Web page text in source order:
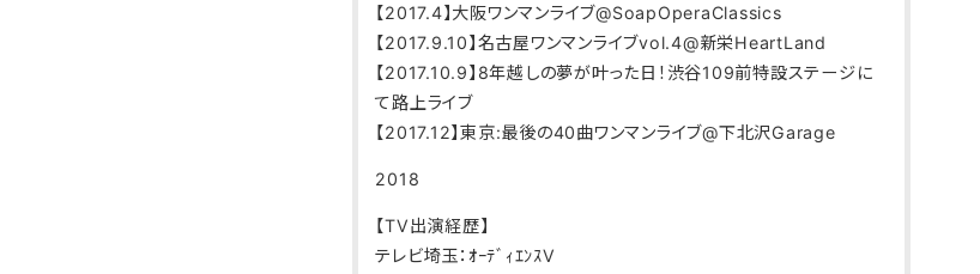
【2017.4】大阪ワンマンライブ@SoapOperaClassics
【2017.9.10】名古屋ワンマンライブvol.4@新栄HeartLand
【2017.10.9】8年越しの夢が叶った日！渋谷109前特設ステージに
て路上ライブ
【2017.12】東京:最後の40曲ワンマンライブ@下北沢Garage
2018
【TV出演経歴】
テレビ埼玉：ｵｰﾃﾞｨｴﾝｽV